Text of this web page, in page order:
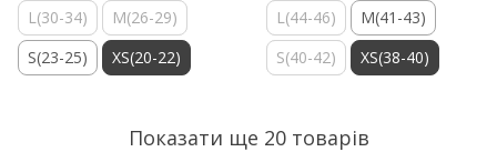
L(30-34)
M(26-29)
S(23-25)
XS(20-22)
L(44-46)
M(41-43)
S(40-42)
XS(38-40)
Показати ще 20 товарів